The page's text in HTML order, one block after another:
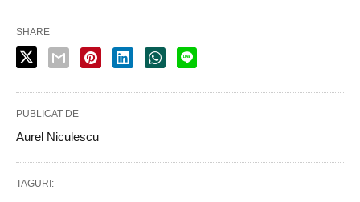
SHARE
PUBLICAT DE
Aurel Niculescu
TAGURI: